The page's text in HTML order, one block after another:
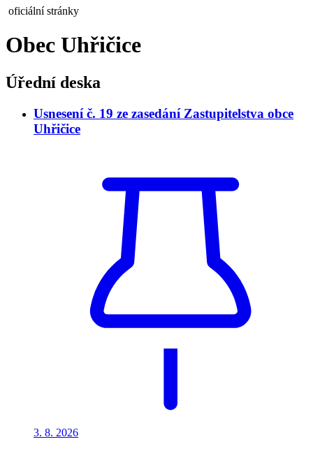
oficiální stránky
Obec Uhřičice
Úřední deska
Usnesení č. 19 ze zasedání Zastupitelstva obce
Uhřičice
3. 8. 2026